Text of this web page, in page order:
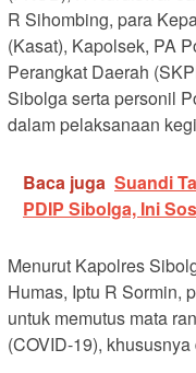
R Sihombing, para
(Kasat), Kapolsek, PA
Perangkat Daerah
Sibolga serta personil
dalam pelaksanaan
Baca juga Suandi
PDIP Sibolga, Ini
Menurut Kapolres
Humas, Iptu R Sormin,
untuk memutus mata
(COVID-19),